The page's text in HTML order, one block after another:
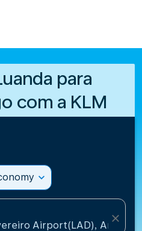
para
com a KLM
expand_more
Airport(LAD), Angola
close